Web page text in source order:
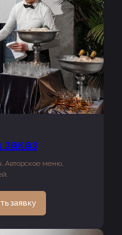
Авторское меню,
заявку